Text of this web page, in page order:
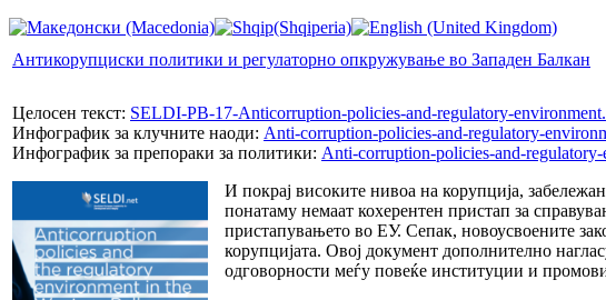
Антикорупциски политики и регулаторно опкружување во Западен Балкан
Целосен текст: SELDI-PB-17-Anticorruption-policies-and-regulatory-
Инфографик за клучните наоди: Anti-corruption-policies-and-regulatory-
Инфографик за препораки за политики: Anti-corruption-policies-and-
И покрај високите нивоа на корупција,
понатаму немаат кохерентен пристап за
пристапувањето во ЕУ. Сепак, новоусвоените
корупцијата. Овој документ дополнително
одговорности меѓу повеќе институции и